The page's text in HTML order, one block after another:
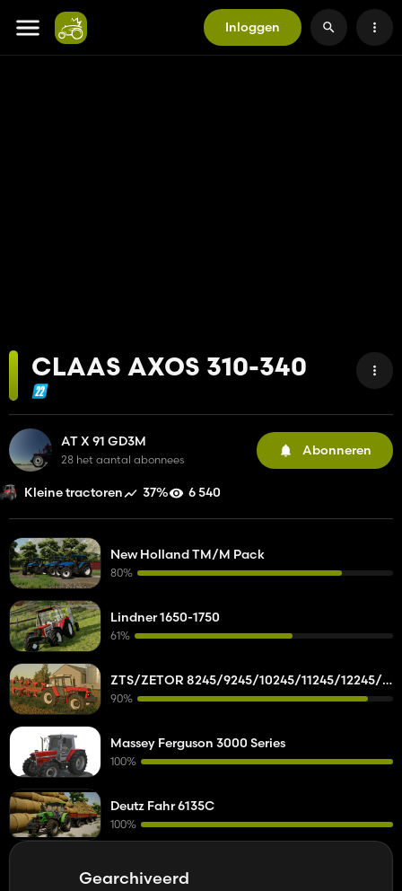
Inloggen
CLAAS AXOS 310-340
AT X 91 GD3M
28 het aantal abonnees
Abonneren
Kleine tractoren 37% 6 540
Gearchiveerd
New Holland TM/M Pack
80%
Lindner 1650-1750
61%
ZTS/ZETOR 8245/9245/10245/11245/12245/14245/16245
90%
Massey Ferguson 3000 Series
100%
Deutz Fahr 6135C
100%